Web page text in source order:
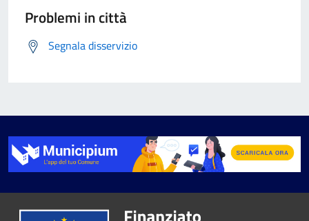
Problemi in città
Segnala disservizio